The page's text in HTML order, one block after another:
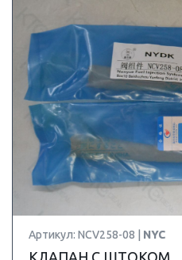
Артикул: NCV258-08 | NYC
КЛАПАН С ШТОКОМ